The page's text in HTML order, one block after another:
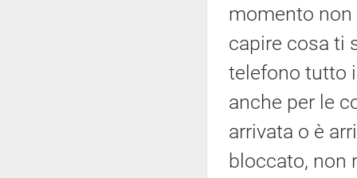
momento
capire cosa ti
telefono tutto
anche per le
arrivata o è
bloccato, non